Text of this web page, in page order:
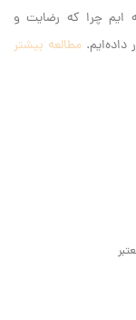
ایم‌ چرا که رضایت و
داده‌ایم. مطالعه بیشتر